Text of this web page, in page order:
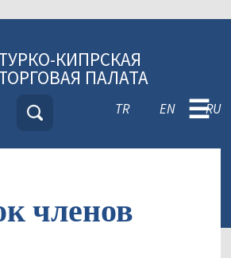
КИПРСКАЯ
ПАЛАТА
TR EN RU
☰
членов